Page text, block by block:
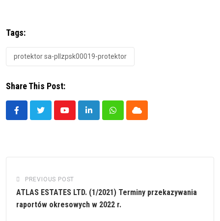
Tags:
protektor sa-pllzpsk00019-protektor
Share This Post:
YoutubeLinkedInWhatsappCloud
PREVIOUS POST
ATLAS ESTATES LTD. (1/2021) Terminy przekazywania
raportów okresowych w 2022 r.